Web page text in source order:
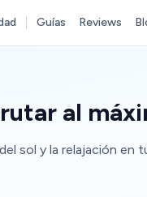
Guías Reviews
al
sol y la relajación en